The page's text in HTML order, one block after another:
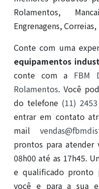
Rolamentos,
Engrenagens,
Conte com uma
equipamentos
conte com a FBM
Rolamentos. Você
do telefone (11)
entrar em contato
mail
prontos para atender
08h00 até as 17h45.
e qualificado pronto
você e para a sua